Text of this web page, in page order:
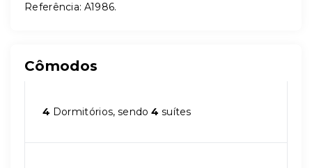
Referência: A1986.
Cômodos
4 Dormitórios, sendo4 suítes